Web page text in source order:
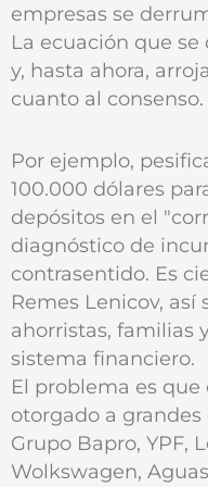
empresas se
La ecuación que
y, hasta ahora,
cuanto al consenso.
Por ejemplo,
100.000 dólares
depósitos en el
diagnóstico de
contrasentido. Es
Remes Lenicov, así
ahorristas, familias
sistema financiero.
El problema es que
otorgado a
Grupo Bapro, YPF,
Wolkswagen,